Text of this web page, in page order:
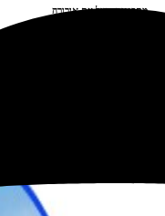
מתכננים טיול עם אורורה